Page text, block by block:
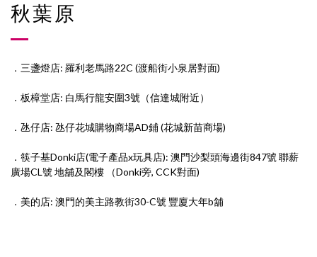
秋葉原
．三盞燈店: 羅利老馬路22C (渡船街小泉居對面)
．板樟堂店: 白馬行龍安圍3號（信達城附近）
．氹仔店: 氹仔花城購物商場AD鋪 (花城新苗商場)
．筷子基Donki店(電子產品x玩具店): 澳門沙梨頭海邊街847號 聯薪
廣場CL號 地舖及閣樓 （Donki旁, CCK對面)
．美的店: 澳門的⁠美‎主⁠路‎教街30-C號 豐廈⁠大⁠年‎b舖